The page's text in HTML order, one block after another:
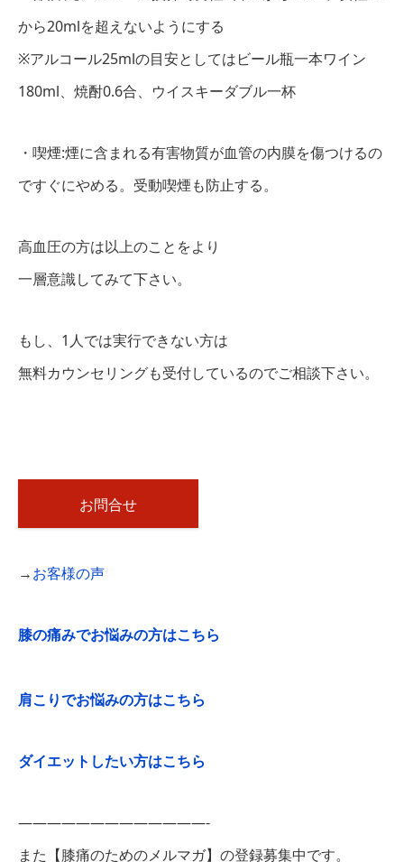
から20mlを超えないようにする
※アルコール25mlの目安としてはビール瓶一本ワイン
180ml、焼酎0.6合、ウイスキーダブル一杯
・喫煙:煙に含まれる有害物質が血管の内膜を傷つけるの
ですぐにやめる。受動喫煙も防止する。
高血圧の方は以上のことをより
一層意識してみて下さい。
もし、1人では実行できない方は
無料カウンセリングも受付しているのでご相談下さい。
お問合せ
→お客様の声
膝の痛みでお悩みの方はこちら
肩こりでお悩みの方はこちら
ダイエットしたい方はこちら
—————————————-
また【膝痛のためのメルマガ】の登録募集中です。